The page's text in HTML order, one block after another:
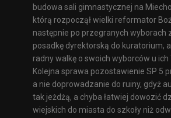
budowa sali gimnastycznej na
którą rozpoczął wielki reformator
następnie po przegranych wyborach
posadkę dyrektorską do kuratorium,
radny walkę o swoich wyborców u ich
Kolejna sprawa pozostawienie SP 5
a nie doprowadzanie do ruiny, gdyż
tak jeżdżą, a chyba łatwiej dowozić
wiejskich do miasta do szkoły niż